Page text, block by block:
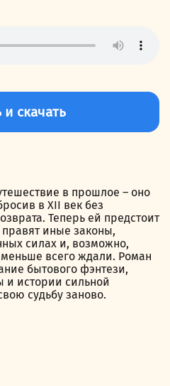
и скачать
в прошлое – оно
в XII век без
Теперь ей предстоит
правят иные законы,
силах и, возможно,
всего ждали. Роман
бытового фэнтези,
и истории сильной
судьбу заново.